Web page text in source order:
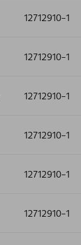
12712910-1
12712910-1
12712910-1
12712910-1
12712910-1
12712910-1